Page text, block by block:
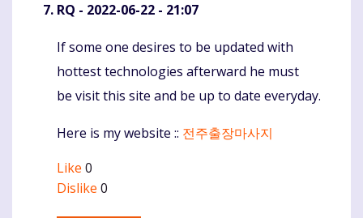
RQ - 2022-06-22 - 21:07
Komentaras
If some one desires to be updated with
hottest technologies afterward he must
be visit this site and be up to date everyday.
Here is my website :: 전주출장마사지
Like 0
Dislike 0